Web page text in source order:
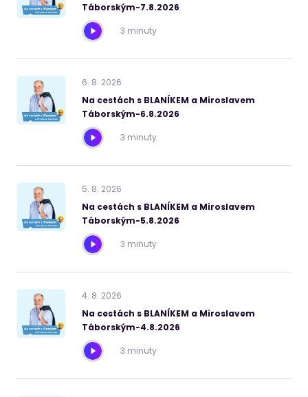
Táborským-7.8.2026
3 minuty
6. 8. 2026
Na cestách s BLANÍKEM a Miroslavem
Táborským-6.8.2026
3 minuty
5. 8. 2026
Na cestách s BLANÍKEM a Miroslavem
Táborským-5.8.2026
3 minuty
4. 8. 2026
Na cestách s BLANÍKEM a Miroslavem
Táborským-4.8.2026
3 minuty